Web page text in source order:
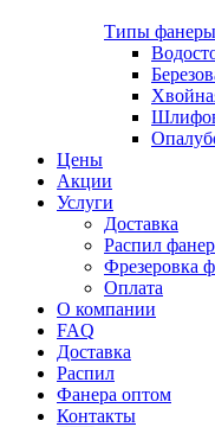
Типы фанеры
Цены
Акции
Услуги
Доставка
Распил
Фрезеровка
Оплата
О компании
FAQ
Доставка
Распил
Фанера оптом
Контакты